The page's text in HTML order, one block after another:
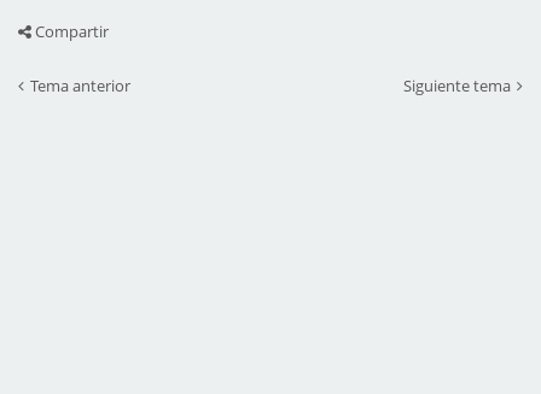
Compartir
Tema anterior Siguiente tema